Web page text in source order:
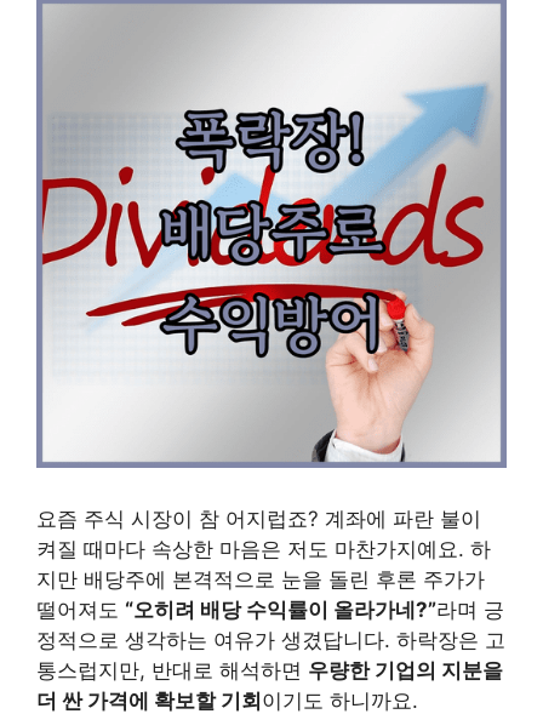
요즘 주식 시장이 참 어지럽죠? 계좌에 파란 불이
켜질 때마다 속상한 마음은 저도 마찬가지예요. 하
지만 배당주에 본격적으로 눈을 돌린 후론 주가가
떨어져도 “오히려 배당 수익률이 올라가네?”라며 긍
정적으로 생각하는 여유가 생겼답니다. 하락장은 고
통스럽지만, 반대로 해석하면 우량한 기업의 지분을
더 싼 가격에 확보할 기회이기도 하니까요.